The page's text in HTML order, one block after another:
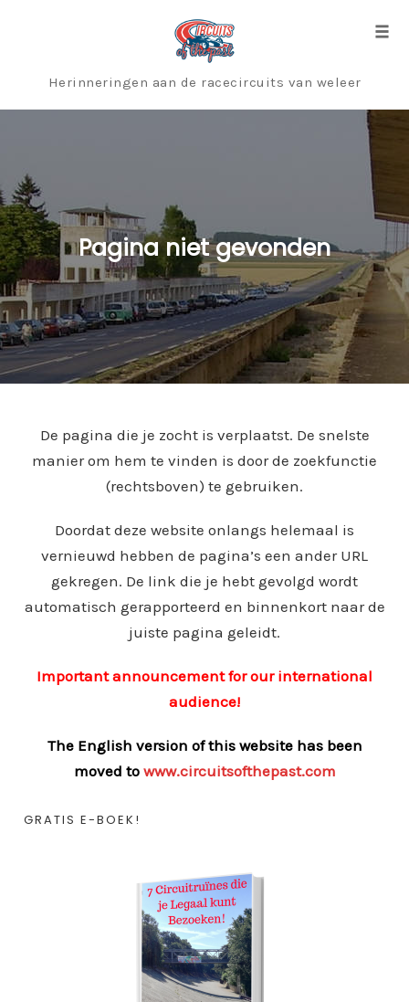
Herinneringen aan de racecircuits van weleer
Pagina niet gevonden
De pagina die je zocht is verplaatst. De snelste
manier om hem te vinden is door de zoekfunctie
(rechtsboven) te gebruiken.
Doordat deze website onlangs helemaal is
vernieuwd hebben de pagina’s een ander URL
gekregen. De link die je hebt gevolgd wordt
automatisch gerapporteerd en binnenkort naar de
juiste pagina geleidt.
Important announcement for our international
audience!
The English version of this website has been
moved to www.circuitsofthepast.com
GRATIS E-BOEK!